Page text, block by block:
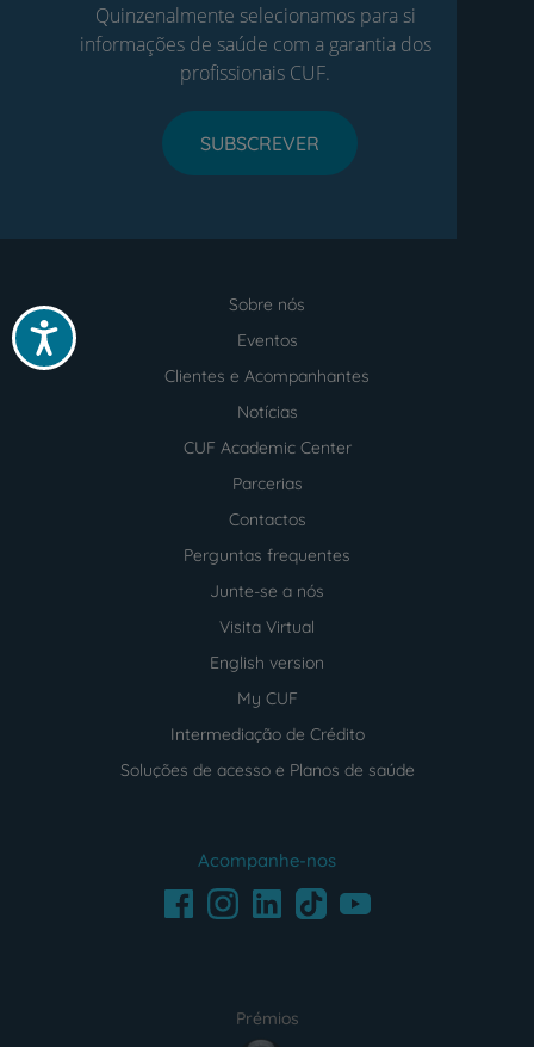
Acessibilidade
Quinzenalmente selecionamos para si
informações de saúde com a garantia dos
profissionais CUF.
SUBSCREVER
Sobre nós
Eventos
Clientes e Acompanhantes
Notícias
CUF Academic Center
Parcerias
Contactos
Perguntas frequentes
Junte-se a nós
Visita Virtual
English version
My CUF
Intermediação de Crédito
Soluções de acesso e Planos de saúde
Acompanhe-nos
FacebookInstagramLinkedInTikTokYoutube
Prémios